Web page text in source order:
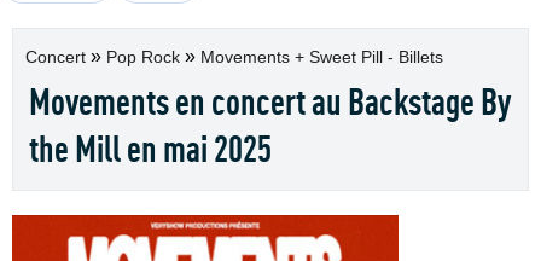
Concert » Pop Rock » Movements + Sweet Pill - Billets
Movements en concert au Backstage By
the Mill en mai 2025